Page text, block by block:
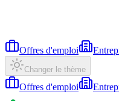
Offres d'emploi
Changer le thème
Offres d'emploi